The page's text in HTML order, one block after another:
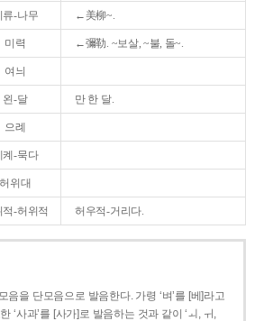
류-나무 ←美柳~.
미력 ←彌勒. ~보살, ~불, 돌~.
여늬
왼-달 만 한 달.
으례
켸-묵다
허위대
적-허위적 허우적-거리다.
음을 단모음으로 발음한다. 가령 ‘벼’를 [베]라고
‘사과’를 [사가]로 발음하는 것과 같이 ‘ㅚ, ㅟ,